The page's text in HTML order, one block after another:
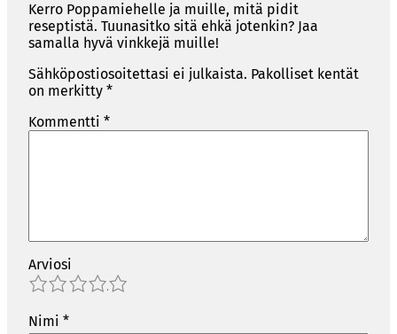
Kerro Poppamiehelle ja muille, mitä pidit
reseptistä. Tuunasitko sitä ehkä jotenkin? Jaa
samalla hyvä vinkkejä muille!
Sähköpostiosoitettasi ei julkaista. Pakolliset kentät
on merkitty *
Kommentti *
Arviosi
4
3
2
1
Nimi *